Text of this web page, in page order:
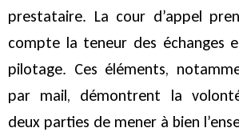
prestataire. La cour d’appel
compte la teneur des échanges
pilotage. Ces éléments,
par mail, démontrent la
deux parties de mener à bien